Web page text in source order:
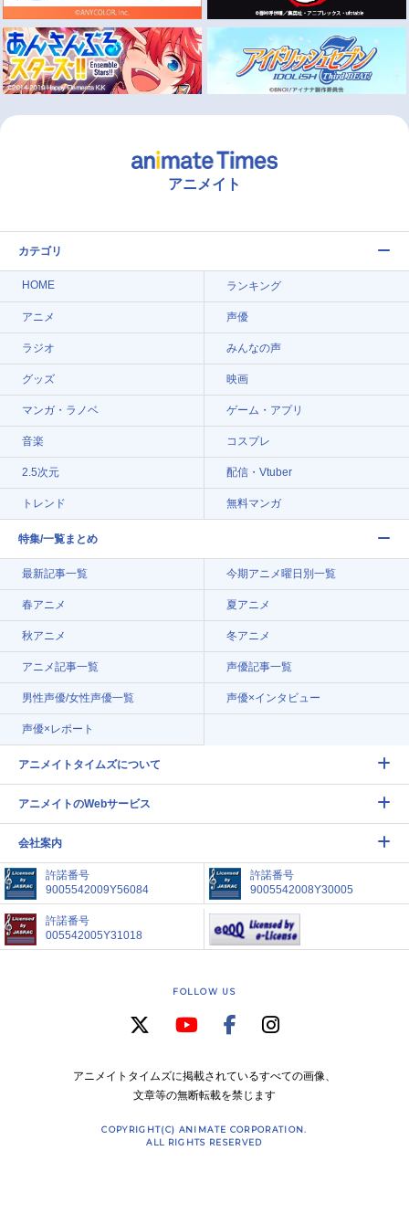
アニメイト
カテゴリ
HOME ランキング
アニメ 声優
ラジオ みんなの声
グッズ 映画
マンガ・ラノベ ゲーム・アプリ
音楽 コスプレ
2.5次元 配信・Vtuber
トレンド 無料マンガ
特集/一覧まとめ
最新記事一覧 今期アニメ曜日別一覧
春アニメ 夏アニメ
秋アニメ 冬アニメ
アニメ記事一覧 声優記事一覧
男性声優/女性声優一覧 声優×インタビュー
声優×レポート
アニメイトタイムズについて
アニメイトのWebサービス
会社案内
許諾番号
9005542009Y56084
許諾番号
9005542008Y30005
許諾番号
005542005Y31018
FOLLOW US
アニメイトタイムズに掲載されているすべての画像、
文章等の無断転載を禁じます
COPYRIGHT(C) ANIMATE CORPORATION.
ALL RIGHTS RESERVED